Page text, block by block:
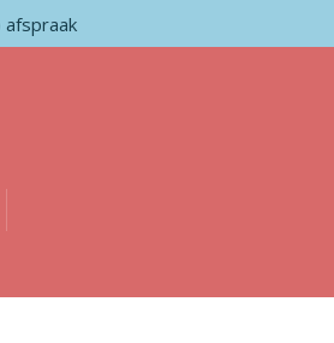
afspraak